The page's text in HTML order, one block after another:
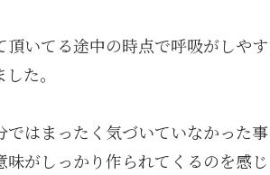
いてる途中の時点で呼吸がしやす
た。
はまったく気づいていなかった事
がしっかり作られてくるのを感じ